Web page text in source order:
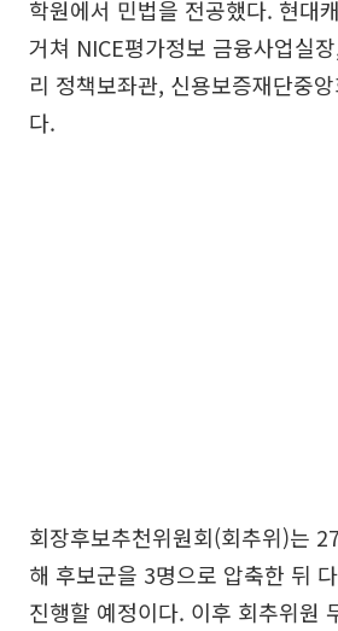
학원에서 민법을 전공했다. 현대
거쳐 NICE평가정보 금융사업실
리 정책보좌관, 신용보증재단중
다.
회장후보추천위원회(회추위)는
해 후보군을 3명으로 압축한 뒤
진행할 예정이다. 이후 회추위원